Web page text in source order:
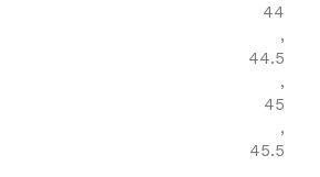
44
,
44.5
,
45
,
45.5